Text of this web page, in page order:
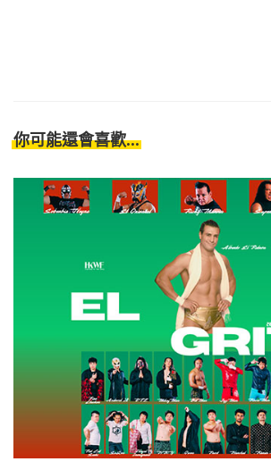
你可能還會喜歡...